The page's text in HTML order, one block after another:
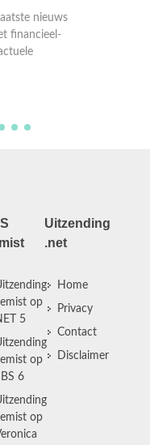
nieuws
financieel-
op
5
op
6
op
Uitzending
.net
Home
Privacy
Contact
Disclaimer